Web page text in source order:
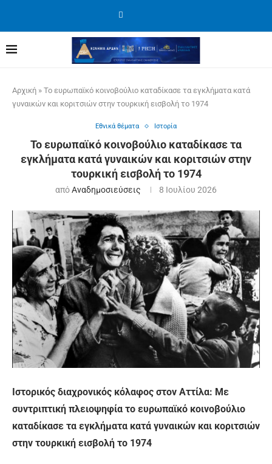
Αρχική » Το ευρωπαϊκό κοινοβούλιο καταδίκασε τα εγκλήματα κατά
γυναικών και κοριτσιών στην τουρκική εισβολή το 1974
Εθνικά θέματα Ιστορία
Το ευρωπαϊκό κοινοβούλιο καταδίκασε τα
εγκλήματα κατά γυναικών και κοριτσιών στην
τουρκική εισβολή το 1974
απόΑναδημοσιεύσεις 8 Ιουλίου 2026
Ιστορικός διαχρονικός κόλαφος στον Αττίλα: Με
συντριπτική πλειοψηφία το ευρωπαϊκό κοινοβούλιο
καταδίκασε τα εγκλήματα κατά γυναικών και κοριτσιών
στην τουρκική εισβολή το 1974